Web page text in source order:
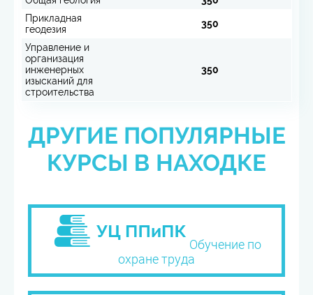
Прикладная
геодезия
350
Управление и
организация
инженерных
изысканий для
строительства
350
ДРУГИЕ ПОПУЛЯРНЫЕ
КУРСЫ В НАХОДКЕ
Обучение по
охране труда